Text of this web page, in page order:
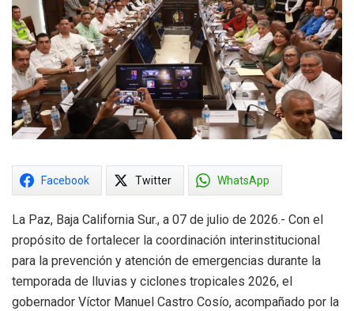
Facebook Twitter WhatsApp
La Paz, Baja California Sur., a 07 de julio de 2026.- Con el
propósito de fortalecer la coordinación interinstitucional
para la prevención y atención de emergencias durante la
temporada de lluvias y ciclones tropicales 2026, el
gobernador Víctor Manuel Castro Cosío, acompañado por la